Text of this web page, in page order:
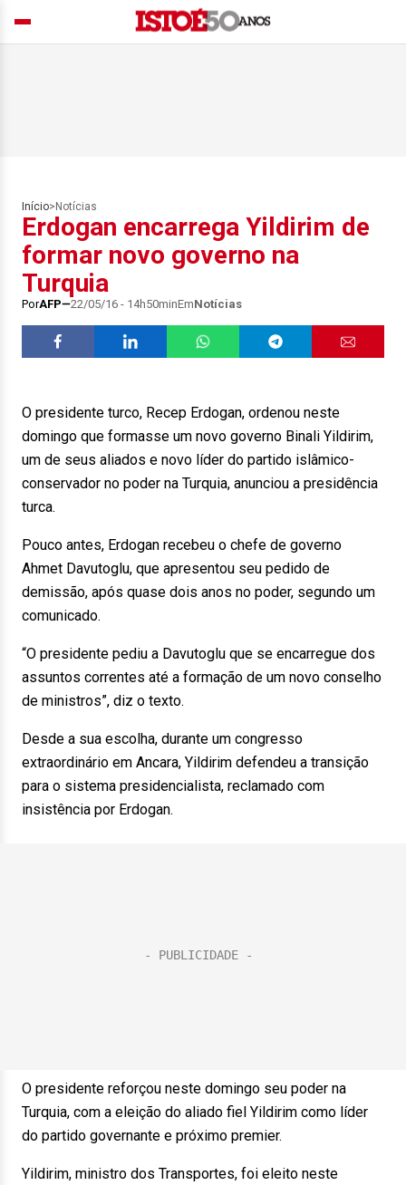
Início> Notícias
Erdogan encarrega Yildirim de
formar novo governo na
Turquia
PorAFP 22/05/16 - 14h50minEmNotícias
O presidente turco, Recep Erdogan, ordenou neste
domingo que formasse um novo governo Binali Yildirim,
um de seus aliados e novo líder do partido islâmico-
conservador no poder na Turquia, anunciou a presidência
turca.
Pouco antes, Erdogan recebeu o chefe de governo
Ahmet Davutoglu, que apresentou seu pedido de
demissão, após quase dois anos no poder, segundo um
comunicado.
“O presidente pediu a Davutoglu que se encarregue dos
assuntos correntes até a formação de um novo conselho
de ministros”, diz o texto.
Desde a sua escolha, durante um congresso
extraordinário em Ancara, Yildirim defendeu a transição
para o sistema presidencialista, reclamado com
insistência por Erdogan.
O presidente reforçou neste domingo seu poder na
Turquia, com a eleição do aliado fiel Yildirim como líder
do partido governante e próximo premier.
Yildirim, ministro dos Transportes, foi eleito neste